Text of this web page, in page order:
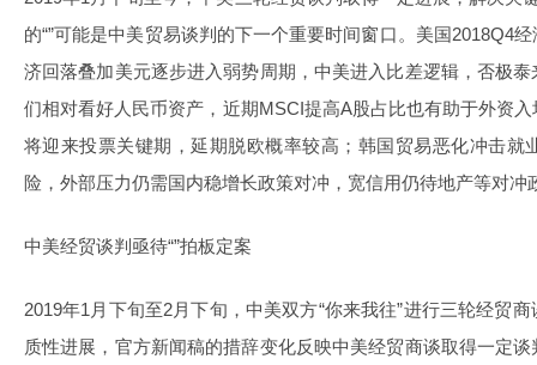
的“”可能是中美贸易谈判的下一个重要时间窗口。美国2018Q4
济回落叠加美元逐步进入弱势周期，中美进入比差逻辑，否极
们相对看好人民币资产，近期MSCI提高A股占比也有助于外资
将迎来投票关键期，延期脱欧概率较高；韩国贸易恶化冲击就
险，外部压力仍需国内稳增长政策对冲，宽信用仍待地产等对冲
中美经贸谈判亟待“”拍板定案
2019年1月下旬至2月下旬，中美双方“你来我往”进行三轮经贸
质性进展，官方新闻稿的措辞变化反映中美经贸商谈取得一定